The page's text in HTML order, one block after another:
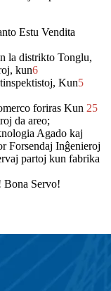
Estu Vendita
la distrikto Tonglu,
kun6
Kun5
foriras Kun 25
da areo;
Agado kaj
Forsendaj Inĝenieroj
partoj kun fabrika
Servo!